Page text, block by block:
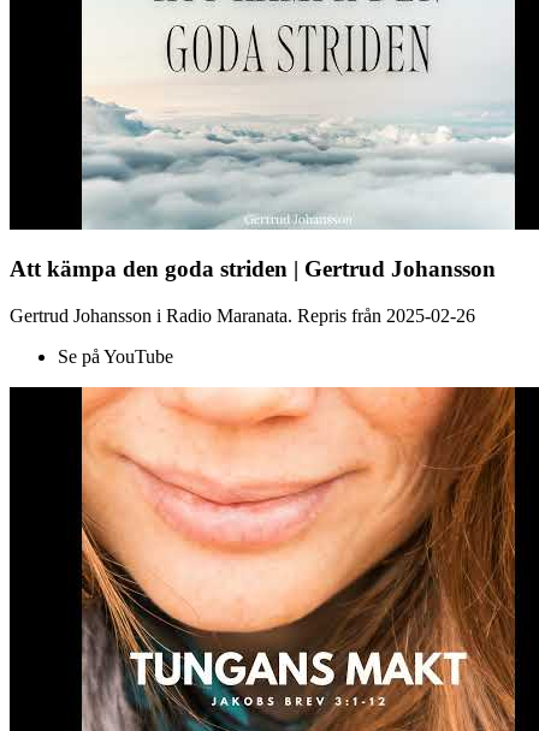
Att kämpa den goda striden | Gertrud Johansson
Gertrud Johansson i Radio Maranata. Repris från 2025-02-26
Se på YouTube